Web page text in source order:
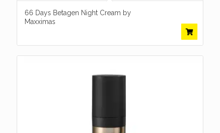
66 Days Betagen Night Cream by
Maxximas